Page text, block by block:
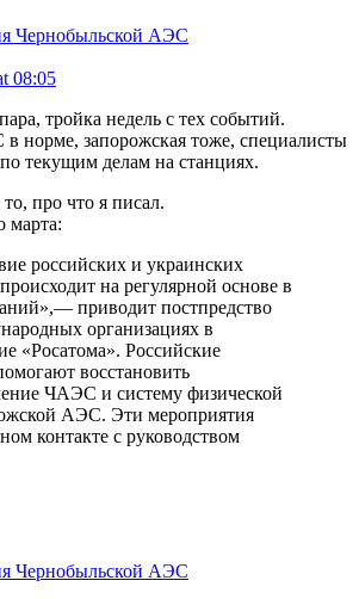
Чернобыльской АЭС
08:05
тройка недель с тех событий.
норме, запорожская тоже, специалисты
текущим делам на станциях.
про что я писал.
марта:
российских и украинских
на регулярной основе в
приводит постпредство
организациях в
«Росатома». Российские
восстановить
ЧАЭС и систему физической
АЭС. Эти мероприятия
контакте с руководством
Чернобыльской АЭС